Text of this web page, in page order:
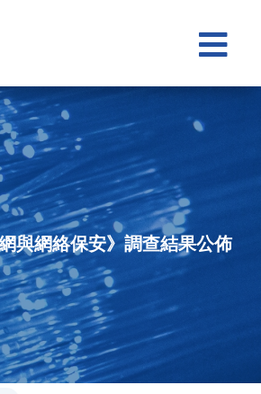

與網絡保安》調查結果公佈